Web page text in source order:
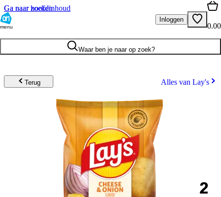
Ga naar hoofdinhoud
Ga naar zoeken
menu
Inloggen
0.00
Waar ben je naar op zoek?
Terug Alles van Lay's
2